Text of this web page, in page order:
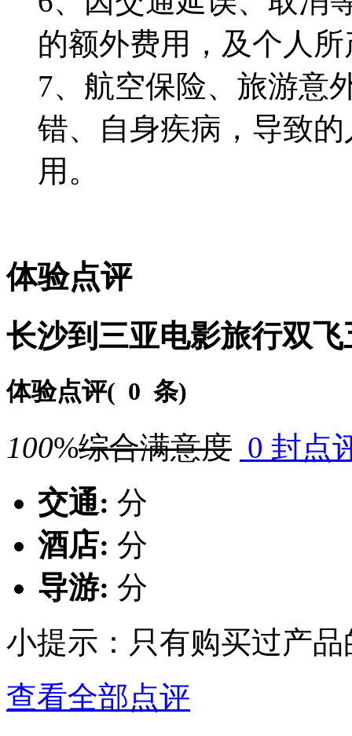
的额外费用，及个人
7、航空保险、旅游意
错、自身疾病，导致
用。
体验点评
长沙到三亚电影旅行双
体验点评( 0 条)
100%综合满意度 0 封点
交通: 分
酒店: 分
导游: 分
小提示：只有购买过产
查看全部点评